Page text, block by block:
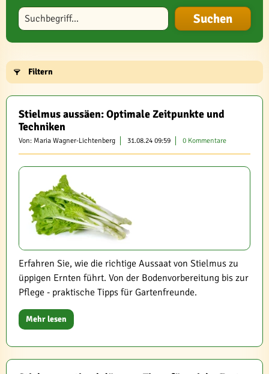
Blog durchsuchen
Filtern
Stielmus aussäen: Optimale Zeitpunkte und
Techniken
Von: Maria Wagner-Lichtenberg 31.08.24 09:59 0 Kommentare
Erfahren Sie, wie die richtige Aussaat von Stielmus zu
üppigen Ernten führt. Von der Bodenvorbereitung bis zur
Pflege - praktische Tipps für Gartenfreunde.
Mehr lesen